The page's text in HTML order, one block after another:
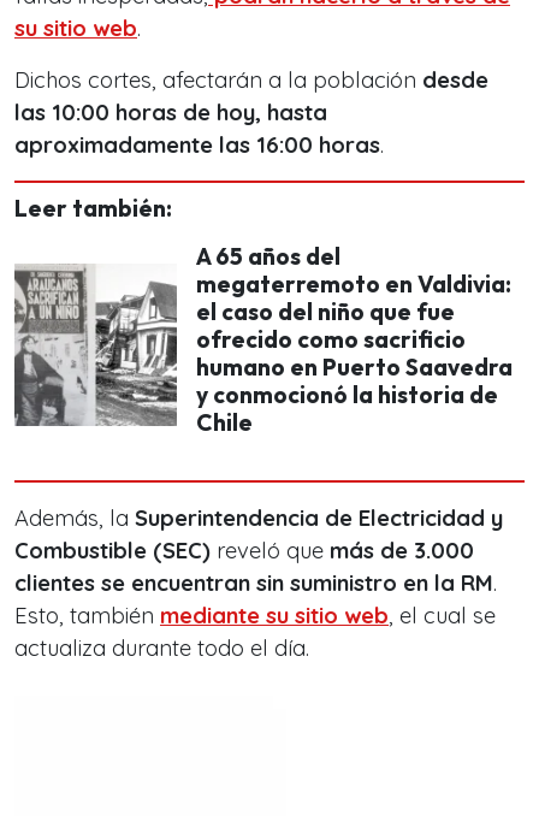
su sitio web.
Dichos cortes, afectarán a la población desde
las 10:00 horas de hoy, hasta
aproximadamente las 16:00 horas.
Leer también:
A 65 años del
megaterremoto en Valdivia:
el caso del niño que fue
ofrecido como sacrificio
humano en Puerto Saavedra
y conmocionó la historia de
Chile
Además, la Superintendencia de Electricidad y
Combustible (SEC) reveló que más de 3.000
clientes se encuentran sin suministro en la RM.
Esto, también mediante su sitio web, el cual se
actualiza durante todo el día.